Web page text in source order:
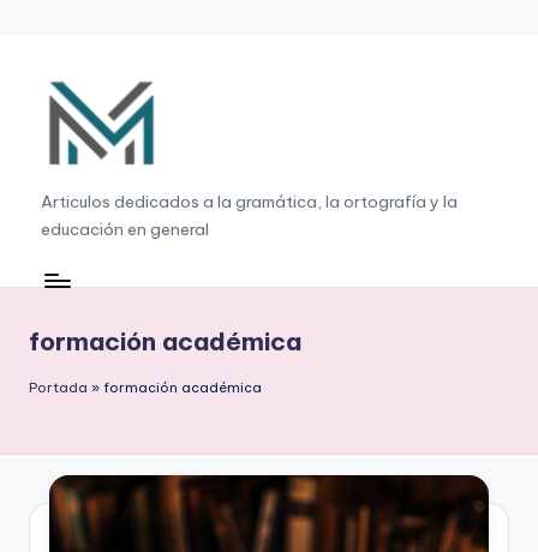
contenido
G
r
a
á
ti
a
Articulos dedicados a la gramática, la ortografía y la
educación en general
formación académica
Portada » formación académica